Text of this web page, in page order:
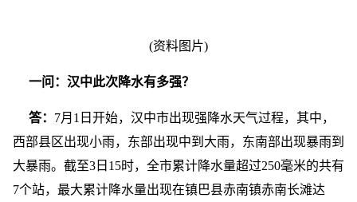
(资料图片)
一问：汉中此次降水有多强？
答： 7月1日开始，汉中市出现强降水天气过程，其中，
西部县区出现小雨，东部出现中到大雨，东南部出现暴雨到
大暴雨。截至3日15时，全市累计降水量超过250毫米的共有
7个站，最大累计降水量出现在镇巴县赤南镇赤南长滩达